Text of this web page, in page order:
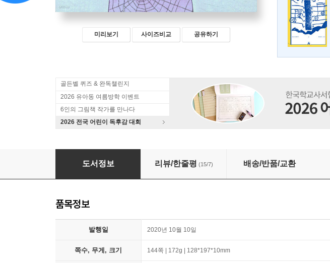
미리보기 사이즈비교 공유하기
골든벨 퀴즈 & 완독챌린지
2026 유아동 여름방학 이벤트
6인의 그림책 작가를 만나다
2026 전국 어린이 독후감 대회
검은 손길 온라인 그루밍
도서정보 리뷰/한줄평 (15/7) 배송/반품/교환
품목정보
발행일 2020년 10월 10일
쪽수, 무게, 크기 144쪽 | 172g | 128*197*10mm